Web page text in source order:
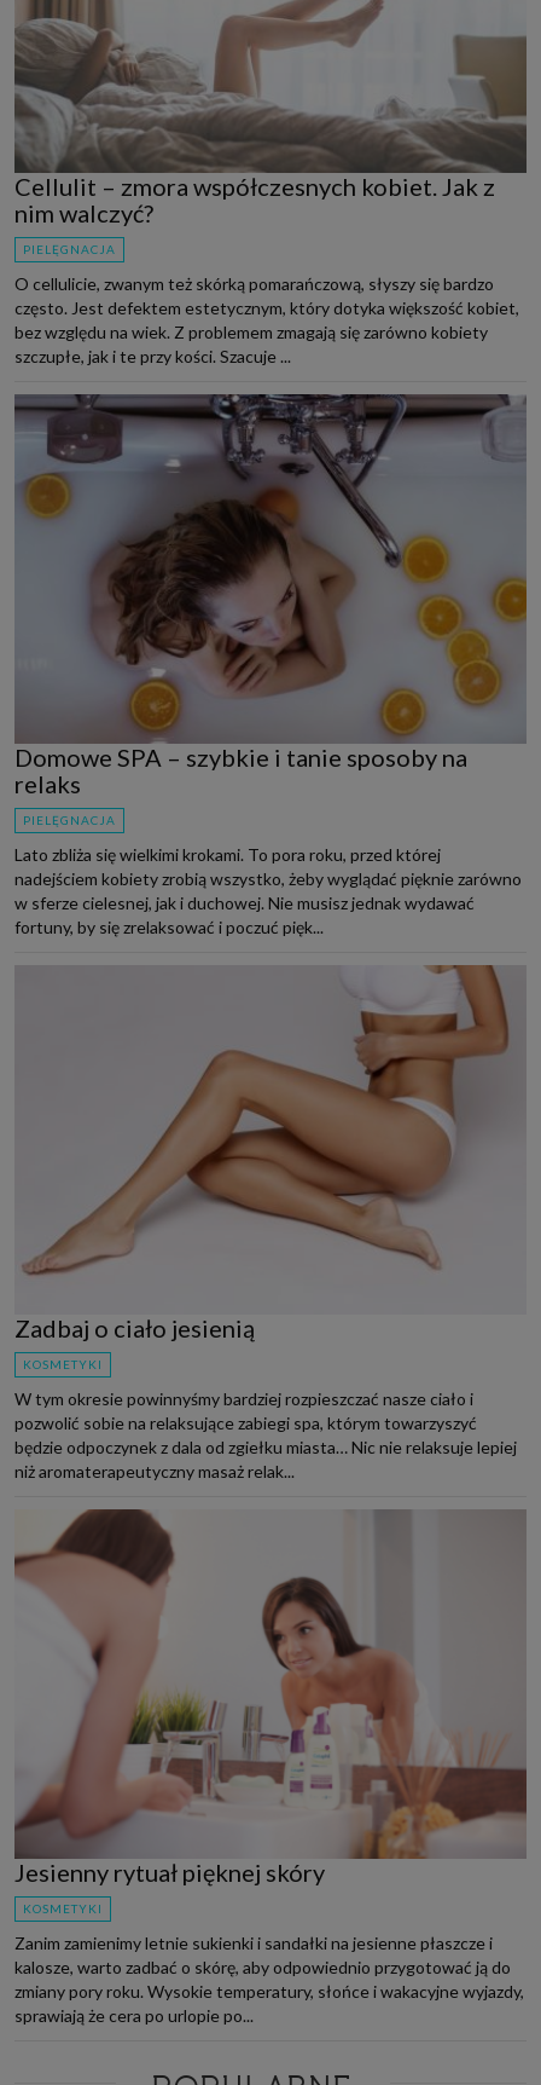
Cellulit – zmora współczesnych kobiet. Jak z
nim walczyć?
PIELĘGNACJA
O cellulicie, zwanym też skórką pomarańczową, słyszy się bardzo
często. Jest defektem estetycznym, który dotyka większość kobiet,
bez względu na wiek. Z problemem zmagają się zarówno kobiety
szczupłe, jak i te przy kości. Szacuje ...
Domowe SPA – szybkie i tanie sposoby na
relaks
PIELĘGNACJA
Lato zbliża się wielkimi krokami. To pora roku, przed której
nadejściem kobiety zrobią wszystko, żeby wyglądać pięknie zarówno
w sferze cielesnej, jak i duchowej. Nie musisz jednak wydawać
fortuny, by się zrelaksować i poczuć pięk...
Zadbaj o ciało jesienią
KOSMETYKI
W tym okresie powinnyśmy bardziej rozpieszczać nasze ciało i
pozwolić sobie na relaksujące zabiegi spa, którym towarzyszyć
będzie odpoczynek z dala od zgiełku miasta… Nic nie relaksuje lepiej
niż aromaterapeutyczny masaż relak...
Jesienny rytuał pięknej skóry
KOSMETYKI
Zanim zamienimy letnie sukienki i sandałki na jesienne płaszcze i
kalosze, warto zadbać o skórę, aby odpowiednio przygotować ją do
zmiany pory roku. Wysokie temperatury, słońce i wakacyjne wyjazdy,
sprawiają że cera po urlopie po...